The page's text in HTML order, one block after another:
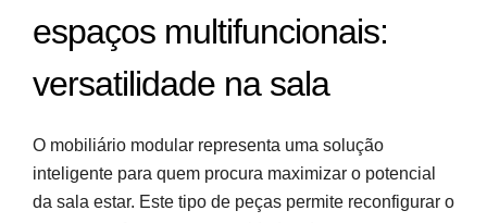
espaços multifuncionais:
versatilidade na sala
O mobiliário modular representa uma solução
inteligente para quem procura maximizar o potencial
da sala estar. Este tipo de peças permite reconfigurar o